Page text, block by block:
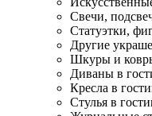
Свечи,
Статуэтки,
Другие
Шкуры и
Диваны в
Кресла в
Стулья в